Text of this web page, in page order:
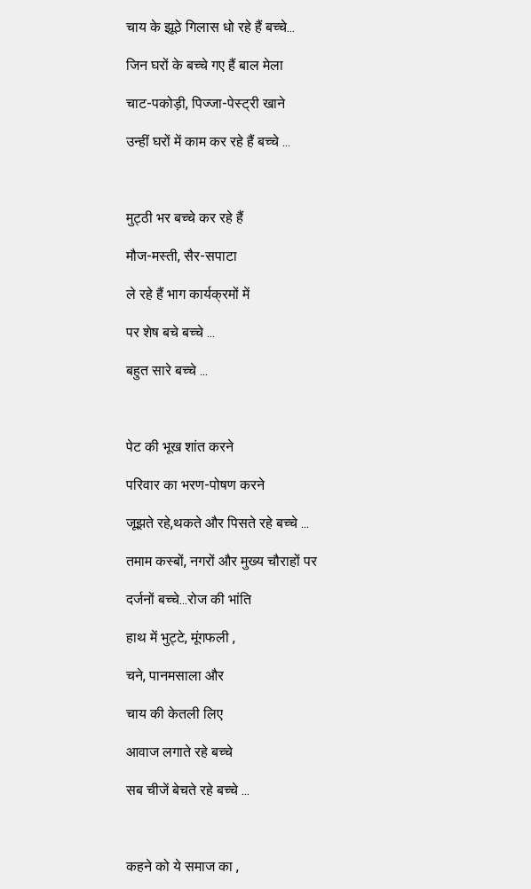
चाय के झूठे गिलास धो रहे हैं बच्चे...
जिन घरों के बच्चे गए हैं बाल मेला
चाट-पकोड़ी, पिज्जा-पेस्ट्री खाने
उन्हीं घरों में काम कर रहे हैं बच्चे ...
मुट्ठी भर बच्चे कर रहे हैं
मौज-मस्ती, सैर-सपाटा
ले रहे हैं भाग कार्यक्रमों में
पर शेष बचे बच्चे ...
बहुत सारे बच्चे ...
पेट की भूख शांत करने
परिवार का भरण-पोषण करने
जूझते रहे,थकते और पिसते रहे बच्चे ...
तमाम कस्बों, नगरों और मुख्य चौराहों पर
दर्जनों बच्चे...रोज की भांति
हाथ में भुट्टे, मूंगफली ,
चने, पानमसाला और
चाय की केतली लिए
आवाज लगाते रहे बच्चे
सब चीजें बेचते रहे बच्चे ...
कहने को ये समाज का ,